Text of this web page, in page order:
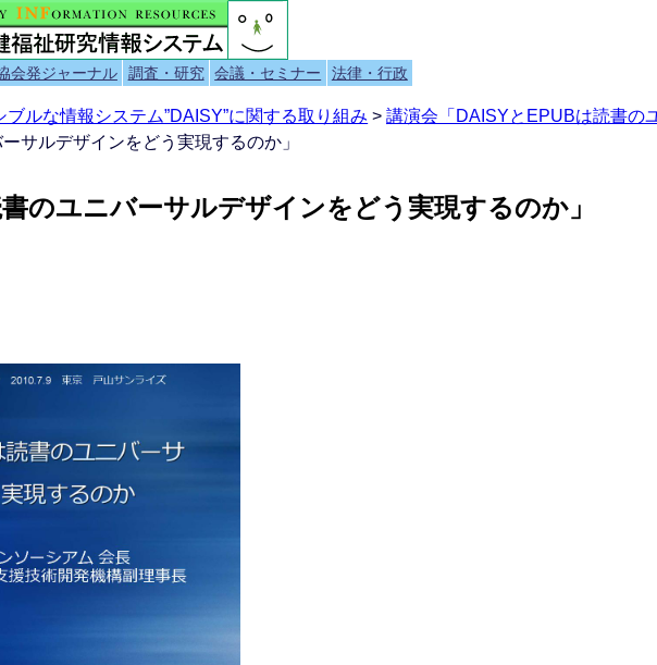
会発ジャーナル 調査・研究 会議・セミナー 法律・行政
ブルな情報システム”DAISY”に関する取り組み >講演会「DAISYとEPUBは読書の
サルデザインをどう実現するのか」
のユニバーサルデザインをどう実現するのか」